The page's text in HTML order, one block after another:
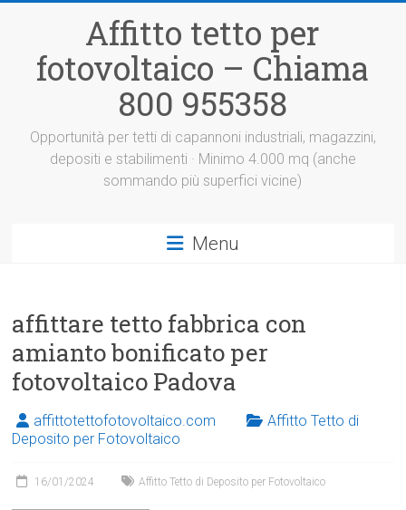
Affitto tetto per
fotovoltaico – Chiama
800 955358
Opportunità per tetti di capannoni industriali, magazzini,
depositi e stabilimenti · Minimo 4.000 mq (anche
sommando più superfici vicine)
Menu
affittare tetto fabbrica con
amianto bonificato per
fotovoltaico Padova
affittotettofotovoltaico.com
Affitto Tetto di
Deposito per Fotovoltaico
16/01/2024 Affitto Tetto di Deposito per Fotovoltaico